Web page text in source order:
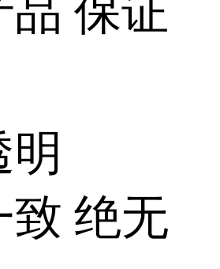
品 保证
致 绝无